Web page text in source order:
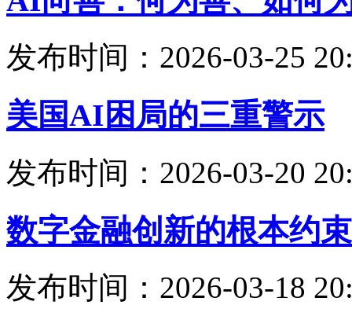
发布时间：2026-03-25
美国AI困局的三重警示
发布时间：2026-03-20
数字金融创新的根本约
发布时间：2026-03-18